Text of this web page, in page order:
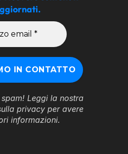
Leggi la nostra
privacy per avere
informazioni.